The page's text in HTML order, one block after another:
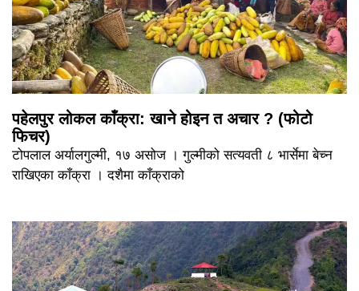
पहेलपुर लोकल काँक्रा: खाने होइन त अचार ? (फोटो
फिचर)
टोपलाल अर्यालगुल्मी, १७ असोज । गुल्मीको सत्यवती ८ भार्सेमा बेच्न
राखिएका काँक्रा । दशैमा काँक्राको